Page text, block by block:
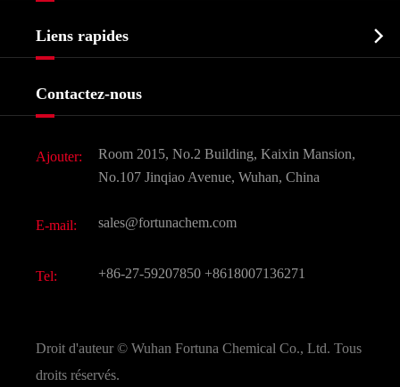
Biochimique
Produits agrochimiques et intermédiaires
Ingrédients cosmétiques
Saveurs et parfums
CAS chimiques
Liens rapides 
Contactez-nous
Ajouter:
Room 2015, No.2 Building, Kaixin Mansion,
No.107 Jinqiao Avenue, Wuhan, China
E-mail: sales@fortunachem.com
Tel: +86-27-59207850 +8618007136271
Droit d'auteur © Wuhan Fortuna Chemical Co., Ltd. Tous
droits réservés.